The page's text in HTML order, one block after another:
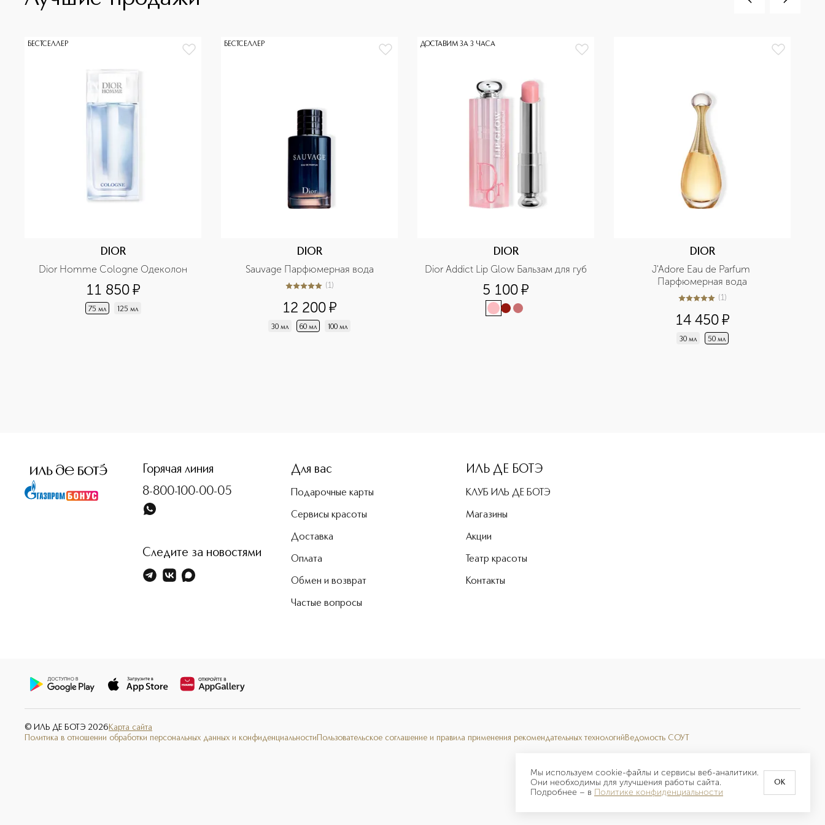
Мы используем cookie-файлы и сервисы веб-аналитики.
Они необходимы для улучшения работы сайта.
Подробнее – в Политике конфиденциальности
OK
БЕСТСЕЛЛЕР
DIOR
Dior Homme Cologne Одеколон
11 850¤
75 мл 125 мл
БЕСТСЕЛЛЕР
DIOR
Sauvage Парфюмерная вода
5из 51 (1)
12 200¤
30 мл 60 мл 100 мл
ДОСТАВИМ ЗА 3 ЧАСА
DIOR
Dior Addict Lip Glow Бальзам для губ
5 100¤
DIOR
J'Adore Eau de Parfum
Парфюмерная вода
5из 51 (1)
14 450¤
30 мл 50 мл
Горячая линия
8-800-100-00-05
Следите за новостями
Для вас
Подарочные карты
Сервисы красоты
Доставка
Оплата
Обмен и возврат
Частые вопросы
ИЛЬ ДЕ БОТЭ
КЛУБ ИЛЬ ДЕ БОТЭ
Магазины
Акции
Театр красоты
Контакты
© ИЛЬ ДЕ БОТЭ 2026 Карта сайта
Политика в отношении обработки персональных данных и конфиденциальности Пользовательское соглашение и правила применения рекомендательных технологий Ведомость СОУТ